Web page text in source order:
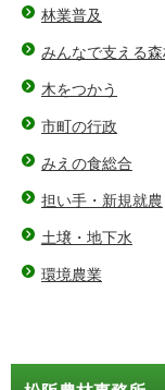
林業普及
みんなで支える森
木をつかう
市町の行政
みえの食総合
担い手・新規就農
土壌・地下水
環境農業